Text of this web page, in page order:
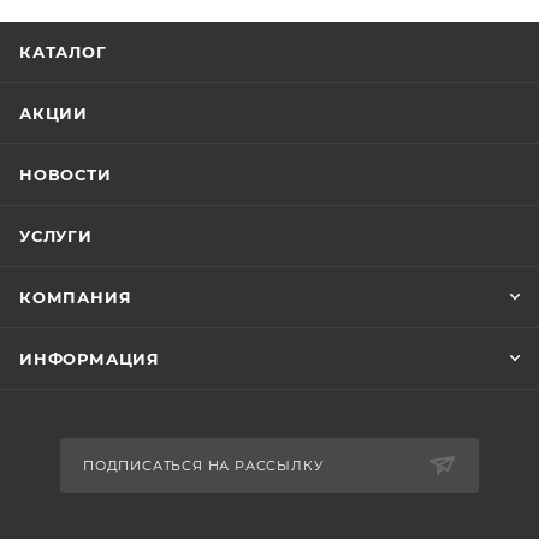
КАТАЛОГ
АКЦИИ
НОВОСТИ
УСЛУГИ
КОМПАНИЯ
ИНФОРМАЦИЯ
ПОДПИСАТЬСЯ НА РАССЫЛКУ